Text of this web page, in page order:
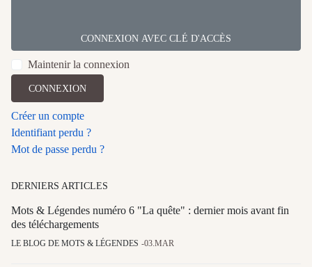
CONNEXION AVEC CLÉ D'ACCÈS
Maintenir la connexion
CONNEXION
Créer un compte
Identifiant perdu ?
Mot de passe perdu ?
DERNIERS ARTICLES
Mots & Légendes numéro 6 "La quête" : dernier mois avant fin
des téléchargements
LE BLOG DE MOTS & LÉGENDES 03.MAR